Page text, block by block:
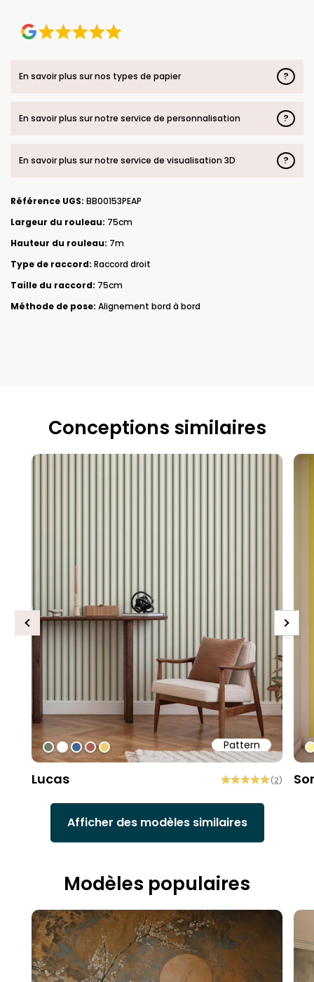
En savoir plus sur nos types de papier ?
En savoir plus sur notre service de personnalisation ?
En savoir plus sur notre service de visualisation 3D ?
Référence UGS: BB00153PEAP
Largeur du rouleau: 75cm
Hauteur du rouleau: 7m
Type de raccord: Raccord droit
Taille du raccord: 75cm
Méthode de pose: Alignement bord à bord
Conceptions similaires
Pattern
#6f8168
#ffffff
#3f6796
#b15d57
#f0cd6f
Lucas (2)
Previous Next
Afficher des modèles similaires
Modèles populaires